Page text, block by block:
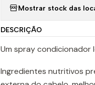
Mostrar stock das
DESCRIÇÃO
Um spray condicionador
Ingredientes nutritivos